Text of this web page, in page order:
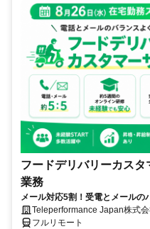
フードデリバリーカス
業務
メール対応5割！受電とメール
Teleperformance Japan株式
フルリモート